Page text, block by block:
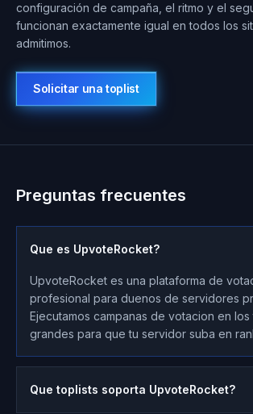
configuración de campaña, el ritmo y el
funcionan exactamente igual en todos los
admitimos.
Solicitar una toplist
Preguntas frecuentes
Que es UpvoteRocket?
UpvoteRocket es una plataforma de
profesional para duenos de servidores
Ejecutamos campanas de votacion en los
grandes para que tu servidor suba en
Que toplists soporta UpvoteRocket?